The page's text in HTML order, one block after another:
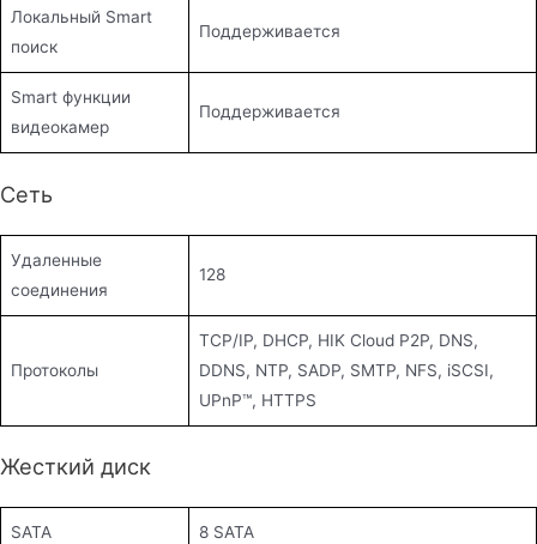
Локальный Smart
поиск
Поддерживается
Smart функции
видеокамер
Поддерживается
Сеть
Удаленные
соединения
128
Протоколы
TCP/IP, DHCP, HIK Cloud P2P, DNS,
DDNS, NTP, SADP, SMTP, NFS, iSCSI,
UPnP™, HTTPS
Жесткий диск
SATA 8 SATA